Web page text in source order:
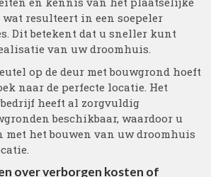
resulteert in een soepeler
Dit betekent dat u sneller kunt
van uw droomhuis.
op de deur met bouwgrond hoeft
naar de perfecte locatie. Het
heeft al zorgvuldig
beschikbaar, waardoor u
het bouwen van uw droomhuis
over verborgen kosten of